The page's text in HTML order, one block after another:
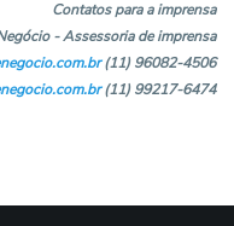
Contatos para a imprensa
- Assessoria de imprensa
(11) 96082-4506
(11) 99217-6474